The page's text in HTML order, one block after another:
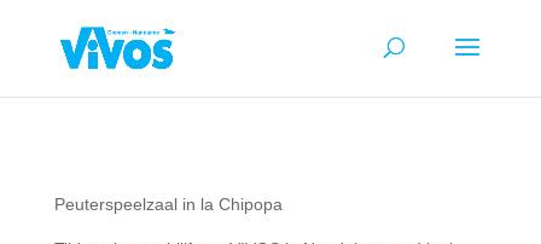
Peuterspeelzaal in la Chipopa